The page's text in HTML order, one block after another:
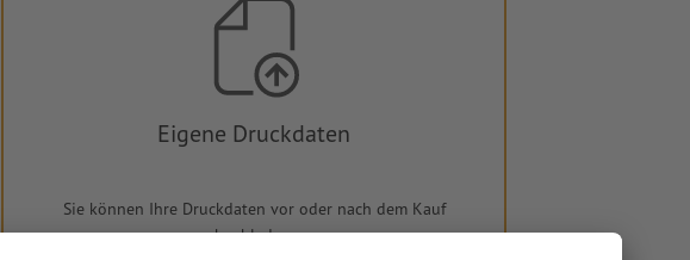
Eigene Druckdaten
Sie können Ihre Druckdaten vor oder nach dem Kauf
hochladen.